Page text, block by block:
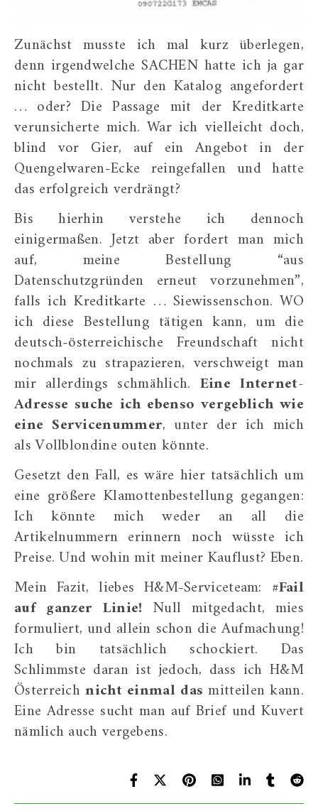
Zunächst musste ich mal kurz überlegen,
denn irgendwelche SACHEN hatte ich ja gar
nicht bestellt. Nur den Katalog angefordert
… oder? Die Passage mit der Kreditkarte
verunsicherte mich. War ich vielleicht doch,
blind vor Gier, auf ein Angebot in der
Quengelwaren-Ecke reingefallen und hatte
das erfolgreich verdrängt?
Bis hierhin verstehe ich dennoch
einigermaßen. Jetzt aber fordert man mich
auf, meine Bestellung “aus
Datenschutzgründen erneut vorzunehmen”,
falls ich Kreditkarte … Siewissenschon. WO
ich diese Bestellung tätigen kann, um die
deutsch-österreichische Freundschaft nicht
nochmals zu strapazieren, verschweigt man
mir allerdings schmählich. Eine Internet-
Adresse suche ich ebenso vergeblich wie
eine Servicenummer, unter der ich mich
als Vollblondine outen könnte.
Gesetzt den Fall, es wäre hier tatsächlich um
eine größere Klamottenbestellung gegangen:
Ich könnte mich weder an all die
Artikelnummern erinnern noch wüsste ich
Preise. Und wohin mit meiner Kauflust? Eben.
Mein Fazit, liebes H&M-Serviceteam: #Fail
auf ganzer Linie! Null mitgedacht, mies
formuliert, und allein schon die Aufmachung!
Ich bin tatsächlich schockiert. Das
Schlimmste daran ist jedoch, dass ich H&M
Österreichnicht einmal das mitteilen kann.
Eine Adresse sucht man auf Brief und Kuvert
nämlich auch vergebens.